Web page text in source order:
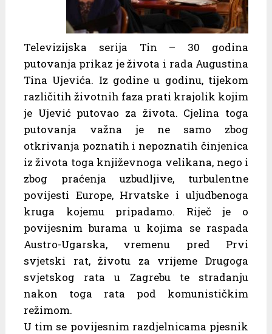
Televizijska serija Tin – 30 godina
putovanja prikaz je života i rada Augustina
Tina Ujevića. Iz godine u godinu, tijekom
različitih životnih faza prati krajolik kojim
je Ujević putovao za života. Cjelina toga
putovanja važna je ne samo zbog
otkrivanja poznatih i nepoznatih činjenica
iz života toga književnoga velikana, nego i
zbog praćenja uzbudljive, turbulentne
povijesti Europe, Hrvatske i uljudbenoga
kruga kojemu pripadamo. Riječ je o
povijesnim burama u kojima se raspada
Austro-Ugarska, vremenu pred Prvi
svjetski rat, životu za vrijeme Drugoga
svjetskog rata u Zagrebu te stradanju
nakon toga rata pod komunističkim
režimom.
U tim se povijesnim razdjelnicama pjesnik